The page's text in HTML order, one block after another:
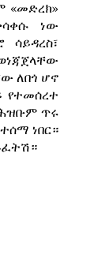
«መድረክ»
ነው
ለበጎ ሆኖ
የተመሰረተ
ጥሩ
ነበር።